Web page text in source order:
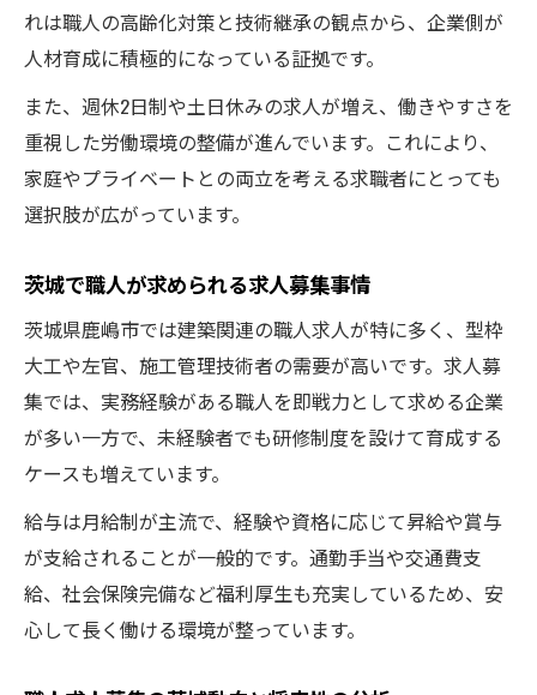
職人求人募集で未経験歓迎案件の見分け方
未経験から茨城職人として働くコツ
れは職人の高齢化対策と技術継承の観点から、企業側が
人材育成に積極的になっている証拠です。
また、週休2日制や土日休みの求人が増え、働きやすさを
重視した労働環境の整備が進んでいます。これにより、
家庭やプライベートとの両立を考える求職者にとっても
選択肢が広がっています。
茨城で職人が求められる求人募集事情
茨城県鹿嶋市では建築関連の職人求人が特に多く、型枠
大工や左官、施工管理技術者の需要が高いです。求人募
集では、実務経験がある職人を即戦力として求める企業
が多い一方で、未経験者でも研修制度を設けて育成する
ケースも増えています。
給与は月給制が主流で、経験や資格に応じて昇給や賞与
が支給されることが一般的です。通勤手当や交通費支
給、社会保険完備など福利厚生も充実しているため、安
心して長く働ける環境が整っています。